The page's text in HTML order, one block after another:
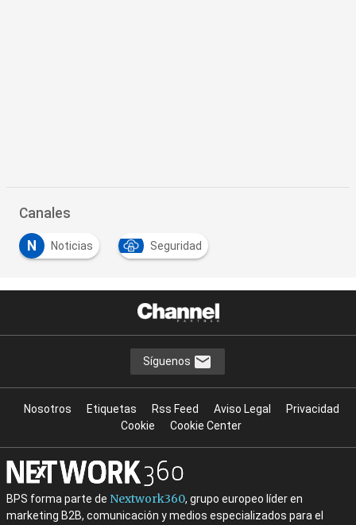
Canales
N Noticias Seguridad
Síguenos
Nosotros Etiquetas Rss Feed Aviso Legal
Privacidad
Cookie
Cookie Center
BPS forma parte de Nextwork360, grupo europeo líder en
marketing B2B, comunicación y medios especializados para el